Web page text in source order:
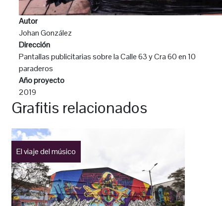
Autor
Johan González
Dirección
Pantallas publicitarias sobre la Calle 63 y Cra 60 en 10
paraderos
Año proyecto
2019
Grafitis relacionados
El viaje del músico